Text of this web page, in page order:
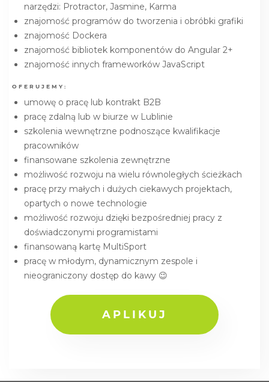
narzędzi: Protractor, Jasmine, Karma
znajomość programów do tworzenia i obróbki grafiki
znajomość Dockera
znajomość bibliotek komponentów do Angular 2+
znajomość innych frameworków JavaScript
OFERUJEMY:
umowę o pracę lub kontrakt B2B
pracę zdalną lub w biurze w Lublinie
szkolenia wewnętrzne podnoszące kwalifikacje
pracowników
finansowane szkolenia zewnętrzne
możliwość rozwoju na wielu równoległych ścieżkach
pracę przy małych i dużych ciekawych projektach,
opartych o nowe technologie
możliwość rozwoju dzięki bezpośredniej pracy z
doświadczonymi programistami
finansowaną kartę MultiSport
pracę w młodym, dynamicznym zespole i
nieograniczony dostęp do kawy 😉
APLIKUJ